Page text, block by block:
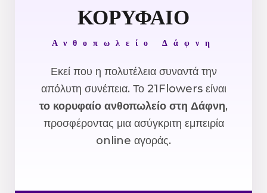
ΚΟΡΥΦΑΙΟ
Ανθοπωλείο Δάφνη
Εκεί που η πολυτέλεια συναντά την
απόλυτη συνέπεια. Το 21Flowers είναι
το κορυφαίο ανθοπωλείο στη Δάφνη,
προσφέροντας μια ασύγκριτη εμπειρία
online αγοράς.